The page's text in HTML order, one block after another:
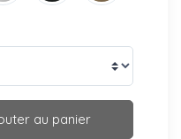
au panier